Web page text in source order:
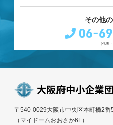
その他
06-
（代表
〒540-0029大阪市中央区本町橋2番
（マイドームおおさか6F）